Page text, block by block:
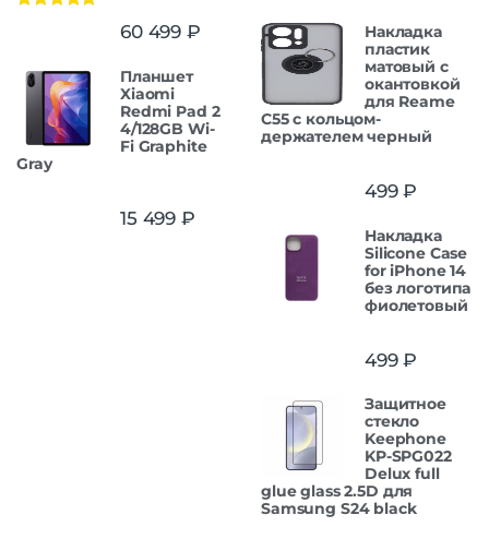
60 499 ₽
Планшет
Xiaomi
Redmi Pad 2
4/128GB Wi-
Fi Graphite
Gray
15 499 ₽
Накладка
пластик
матовый с
окантовкой
для Reame
C55 с кольцом-
держателем черный
499₽
Накладка
Silicone Case
for iPhone 14
без логотипа
фиолетовый
499₽
Защитнoe
cтекло
Keephone
KP-SPG022
Delux full
glue glass 2.5D для
Samsung S24 black